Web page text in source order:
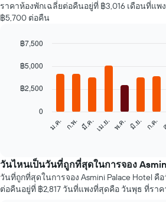
ราคาห้องพักเฉลี่ยต่อคืนอยู่ที่ ฿3,016 เดือนที่แ
฿5,700 ต่อคืน
chart
12
bars.
แผนภูมิ
แสดง
ราคา
เฉลี่ย
ของ
graphic.
ม.ค. ก.พ. มี.ค.เม.ย. พ.ค. มิ.ย. ก.ค.
0
฿2,500
฿5,000
฿7,500
วันไหนเป็นวันที่ถูกที่สุดในการจอง
วันที่ถูกที่สุดในการจอง Asmini Palace Hotel
ต่อคืนอยู่ที่ ฿2,817 วันที่แพงที่สุดคือ วันพุธ ที่ราค